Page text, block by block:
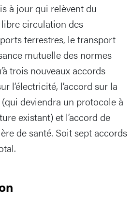
à jour qui relèvent du
circulation des
terrestres, le transport
mutuelle des normes
trois nouveaux accords
l’électricité, l’accord sur la
deviendra un protocole à
existant) et l’accord de
de santé. Soit sept accords